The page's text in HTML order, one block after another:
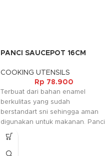
PANCI SAUCEPOT 16CM
COOKING UTENSILS
Rp 78.900
Terbuat dari bahan enamel
berkulitas yang sudah
berstandart sni sehingga aman
digunakan untuk makanan. Panci
ini tersedia dalam motif bunga
atau buah yang mempercantik
tampilannya.